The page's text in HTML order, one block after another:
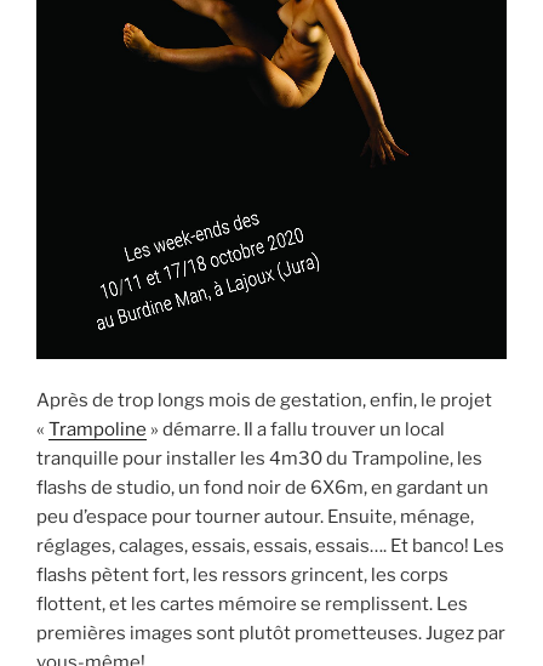
Après de trop longs mois de gestation, enfin, le projet
« Trampoline » démarre. Il a fallu trouver un local
tranquille pour installer les 4m30 du Trampoline, les
flashs de studio, un fond noir de 6X6m, en gardant un
peu d’espace pour tourner autour. Ensuite, ménage,
réglages, calages, essais, essais, essais…. Et banco! Les
flashs pètent fort, les ressors grincent, les corps
flottent, et les cartes mémoire se remplissent. Les
premières images sont plutôt prometteuses. Jugez par